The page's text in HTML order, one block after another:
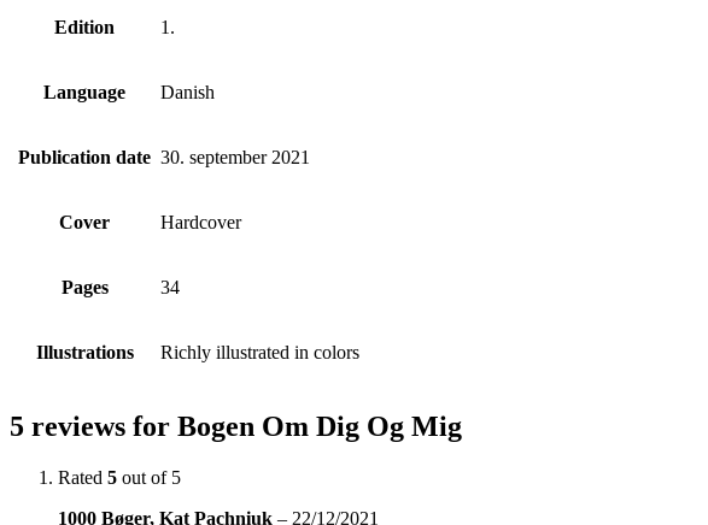
Edition 1.
Language Danish
Publication date 30. september 2021
Cover Hardcover
Pages 34
Illustrations Richly illustrated in colors
5 reviews for Bogen Om Dig Og Mig
Rated 5 out of 5
1000 Bøger, Kat Pachniuk – 22/12/2021